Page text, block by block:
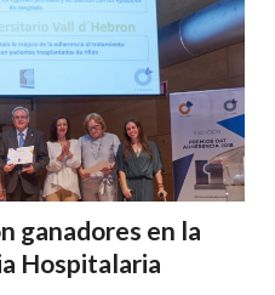
ganadores en la
Hospitalaria